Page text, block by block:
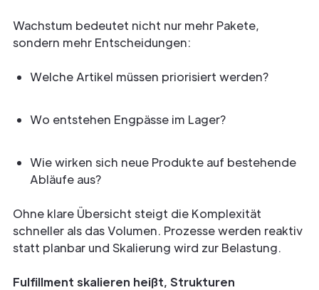
Wachstum bedeutet nicht nur mehr Pakete,
sondern mehr Entscheidungen:
Welche Artikel müssen priorisiert werden?
Wo entstehen Engpässe im Lager?
Wie wirken sich neue Produkte auf bestehende
Abläufe aus?
Ohne klare Übersicht steigt die Komplexität
schneller als das Volumen. Prozesse werden reaktiv
statt planbar und Skalierung wird zur Belastung.
Fulfillment skalieren heißt, Strukturen